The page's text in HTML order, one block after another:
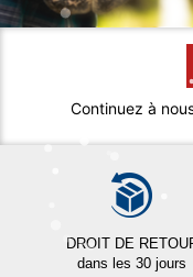
Continuez à
DROIT DE
dans les 30 jours